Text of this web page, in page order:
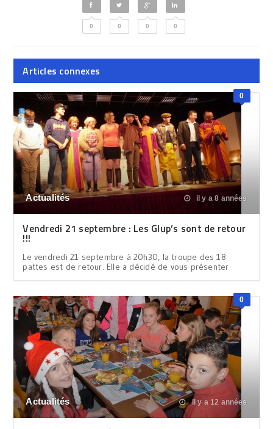
0 0 0 0
Articles connexes
0
Actualités il y a 8 années
Vendredi 21 septembre : Les Glup’s sont de retour
!!!
Le vendredi 21 septembre à 20h30, la troupe des 18
pattes est de retour. Elle a décidé de vous présenter
0
Actualités il y a 12 années